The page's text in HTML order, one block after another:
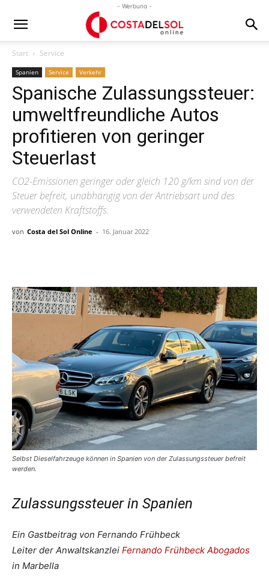
- Werbung -
Start Service
Spanien Service Verkehr
Spanische Zulassungssteuer:
umweltfreundliche Autos
profitieren von geringer
Steuerlast
CO2-Emissionen geringer oder gleich 120 g/km sind von der
Steuer befreit, unabhängig von der Antriebsart und des
verwendeten Kraftstoffs.
von Costa del Sol Online - 16. Januar 2022
Selbst Dieselfahrzeuge können in Spanien von der Zulassungssteuer befreit
werden.
Zulassungssteuer in Spanien
Ein Gastbeitrag von Fernando Frühbeck
Leiter der Anwaltskanzlei Fernando Frühbeck Abogados
in Marbella